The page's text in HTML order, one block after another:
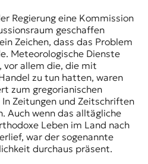
Regierung eine Kommission
geschaffen
Zeichen, dass das Problem
Meteorologische Dienste
vor allem die, die mit
zu tun hatten, waren
zum gregorianischen
Zeitungen und Zeitschriften
Auch wenn das alltägliche
Leben im Land nach
war der sogenannte
durchaus präsent.